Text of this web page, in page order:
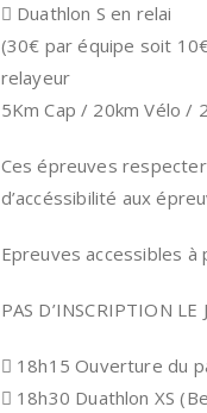
 Duathlon S en relai
(30€ par équipe soit
relayeur
5Km Cap / 20km Vélo /
Ces épreuves
d’accéssibilité aux
Epreuves accessibles
PAS D’INSCRIPTION LE
 18h15 Ouverture du
 18h30 Duathlon XS